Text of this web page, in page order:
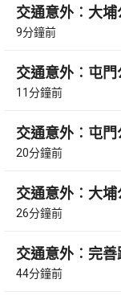
交通意外︰大
9分鐘前
交通意外︰屯
11分鐘前
交通意外︰屯
20分鐘前
交通意外︰大
26分鐘前
交通意外︰完
44分鐘前